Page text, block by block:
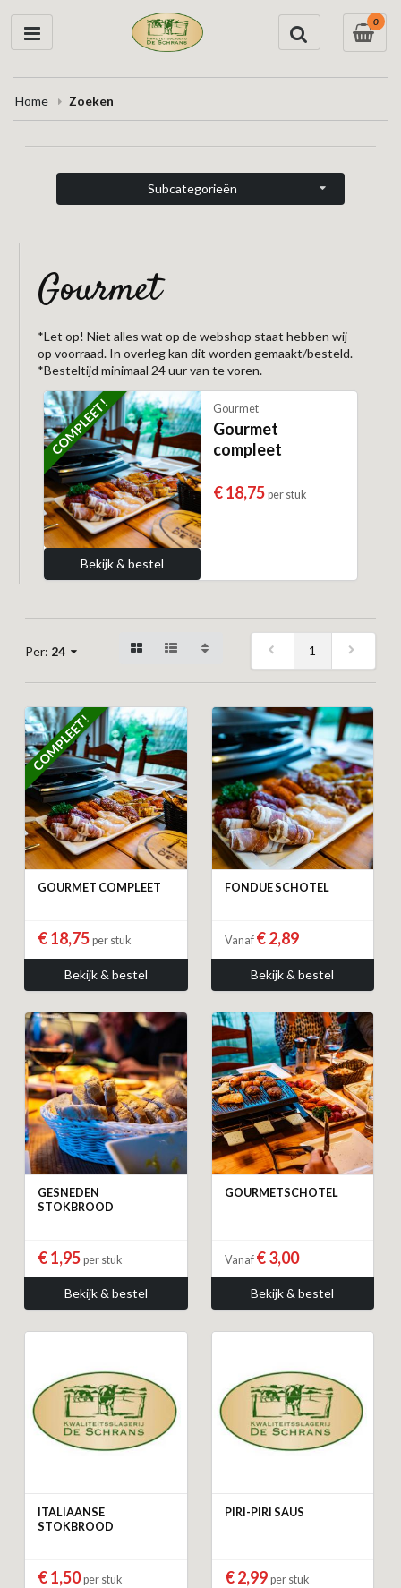
0
Home Zoeken
Subcategorieën
gourmet
*Let op! Niet alles wat op de webshop staat hebben wij
op voorraad. In overleg kan dit worden gemaakt/besteld.
*Besteltijd minimaal 24 uur van te voren.
COMPLEET!
Bekijk & bestel
Gourmet
Gourmet
compleet
€ 18,75 per stuk
Per: 24 1
COMPLEET!
GOURMET COMPLEET
€ 18,75 per stuk
Bekijk & bestel
FONDUE SCHOTEL
Vanaf € 2,89
Bekijk & bestel
GESNEDEN
STOKBROOD
€ 1,95 per stuk
Bekijk & bestel
GOURMETSCHOTEL
Vanaf € 3,00
Bekijk & bestel
ITALIAANSE
STOKBROOD
€ 1,50per stuk
PIRI-PIRI SAUS
€ 2,99 per stuk